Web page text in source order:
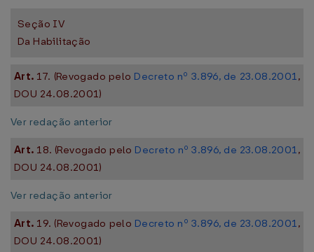
Seção IV
Da Habilitação
Art. 17. (Revogado pelo Decreto nº 3.896, de 23.08.2001,
DOU 24.08.2001)
Ver redação anterior
Art. 18. (Revogado pelo Decreto nº 3.896, de 23.08.2001,
DOU 24.08.2001)
Ver redação anterior
Art. 19. (Revogado pelo Decreto nº 3.896, de 23.08.2001,
DOU 24.08.2001)